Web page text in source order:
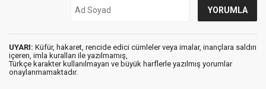
UYARI: Küfür, hakaret, rencide edici cümleler veya imalar, inançlara saldırı
içeren, imla kuralları ile yazılmamış,
Türkçe karakter kullanılmayan ve büyük harflerle yazılmış yorumlar
onaylanmamaktadır.